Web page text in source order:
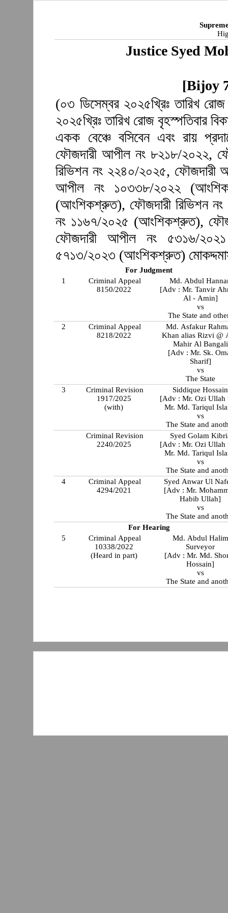
Justice Syed
[Bijoy
(০৩ ডিসেম্বর ২০২৫খ্রিঃ তারিখ
২০২৫খ্রিঃ তারিখ রোজ বৃহস্পতিবার
একক বেঞ্চে বসিবেন এবং রায়
ফৌজদারী আপীল নং ৮২১৮/২০২২,
রিভিশন নং ২২৪০/২০২৫, ফৌজদারী
আপীল নং ১০৩৩৮/২০২২
(আংশিকশ্রুত), ফৌজদারী রিভিশন
নং ১১৬৭/২০২৫ (আংশিকশ্রুত),
ফৌজদারী আপীল নং ৫৩১৬/
৫৭১৩/২০২৩ (আংশিকশ্রুত)
For Judgment
1
Criminal Appeal
8150/2022
Md. Abdul
[Adv : Mr. Tanvir
Al - Amin]
vs
The State and
2
Criminal Appeal
8218/2022
Md. Asfakur
Khan alias Rizvi @
Mahir Al Bangali
[Adv : Mr. Sk.
Sharif]
vs
The State
3
Criminal Revision
1917/2025
(with)
Siddique Hossain
[Adv : Mr. Ozi Ullah
Mr. Md. Tariqul
vs
The State and
Criminal Revision
2240/2025
Syed Golam
[Adv : Mr. Ozi Ullah
Mr. Md. Tariqul
vs
The State and
4
Criminal Appeal
4294/2021
Syed Anwar Ul
[Adv : Mr.
Habib Ullah]
vs
The State and
For Hearing
5
Criminal Appeal
10338/2022
(Heard in part)
Md. Abdul Halim
Surveyor
[Adv : Mr. Md.
Hossain]
vs
The State and